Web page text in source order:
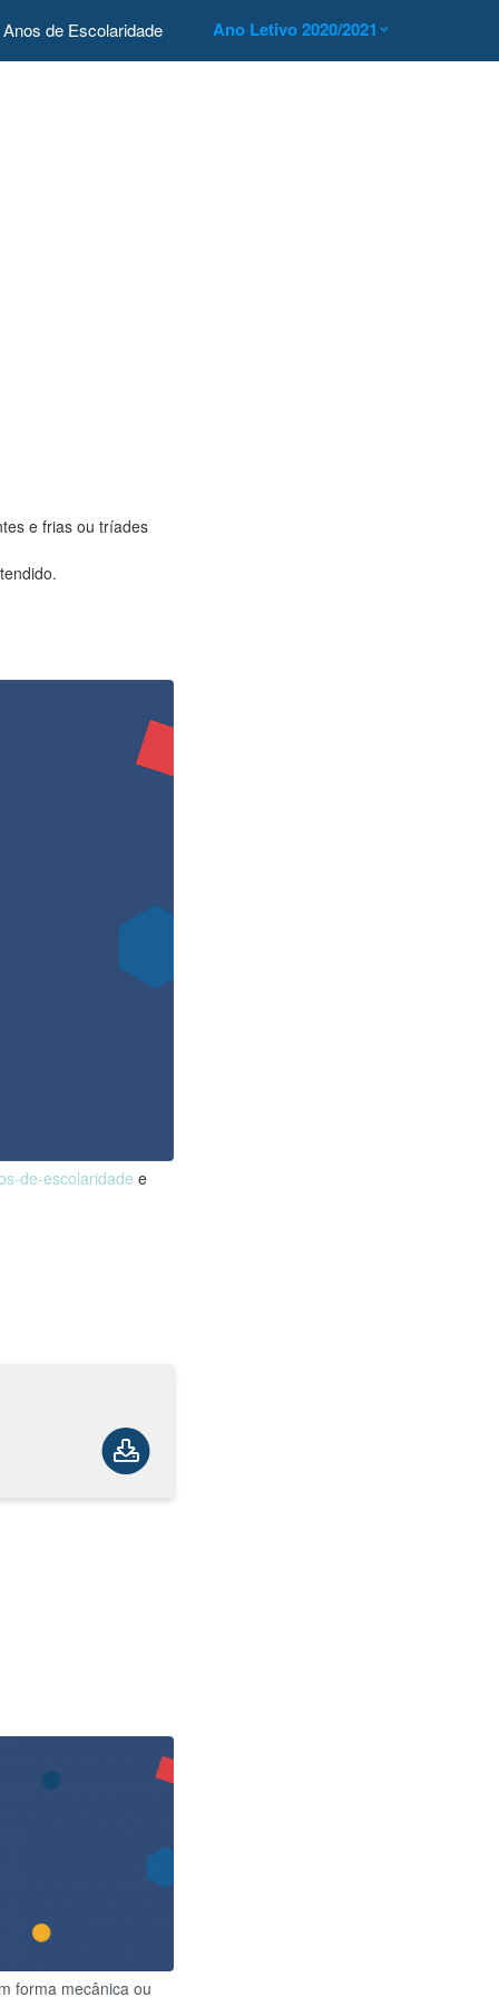
Anos de Escolaridade Ano Letivo 2020/2021
e frias ou tríades
de-escolaridade e
forma mecânica ou